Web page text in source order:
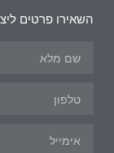
השאירו פרטים